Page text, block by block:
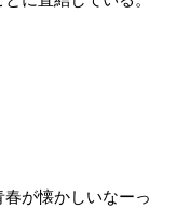
春が懐かしいなーっ